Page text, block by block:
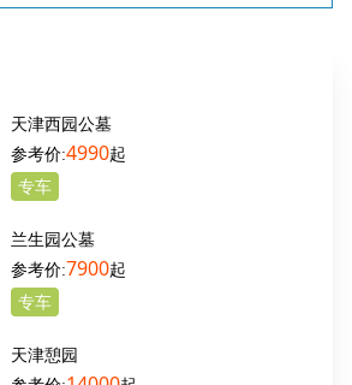
天津西园公墓
4990起
专车
兰生园公墓
7900起
专车
天津憩园